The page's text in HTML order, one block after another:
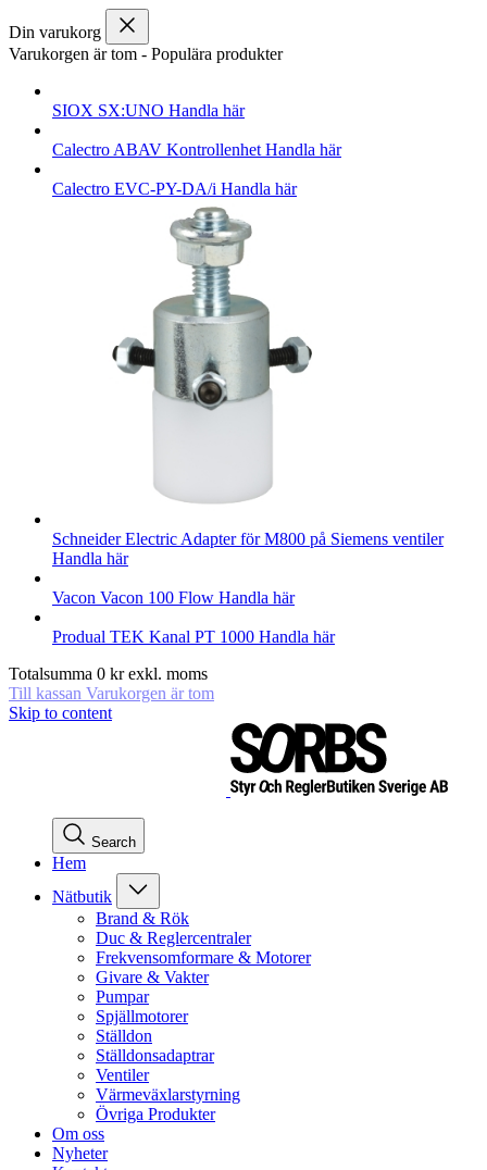
Din varukorg
Varukorgen är tom - Populära produkter
SIOX SX:UNO Handla här
Calectro ABAV Kontrollenhet Handla här
Calectro EVC-PY-DA/i Handla här
Schneider Electric Adapter för M800 på Siemens ventiler
Handla här
Vacon Vacon 100 Flow Handla här
Produal TEK Kanal PT 1000 Handla här
Totalsumma 0 kr exkl. moms
Till kassan Varukorgen är tom
Skip to content
Search
Hem
Nätbutik
Brand & Rök
Duc & Reglercentraler
Frekvensomformare & Motorer
Givare & Vakter
Pumpar
Spjällmotorer
Ställdon
Ställdonsadaptrar
Ventiler
Värmeväxlarstyrning
Övriga Produkter
Om oss
Nyheter